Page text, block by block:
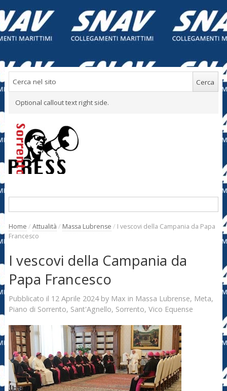
Optional callout text right side.
Home / Attualità / Massa Lubrense / I vescovi della Campania da Papa
Francesco
I vescovi della Campania da
Papa Francesco
Pubblicato il 12 Aprile 2024by Max in Massa Lubrense, Meta,
Piano di Sorrento, Sant'Agnello, Sorrento, Vico Equense